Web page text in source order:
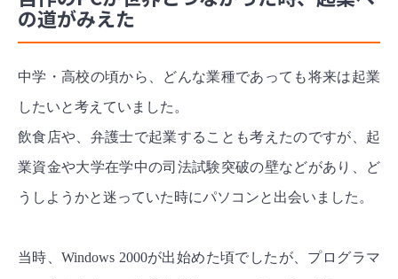
の道がみえた
中学・高校の頃から、どんな業種であっても将来は起業
したいと考えていました。
飲食店や、弁護士で起業することも考えたのですが、起
業資金や大学在学中の司法試験突破の壁などがあり、ど
うしようかと迷っていた時にパソコンと出会いました。
当時、Windows 2000が出始めた頃でしたが、プログラマ